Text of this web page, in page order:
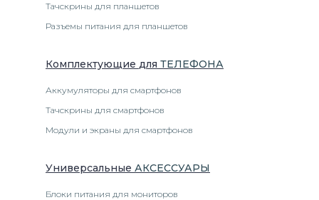
Тачскрины для планшетов
Разъемы питания для планшетов
Комплектующие для ТЕЛЕФОНА
Аккумуляторы для смартфонов
Тачскрины для смартфонов
Модули и экраны для смартфонов
Универсальные АКСЕССУАРЫ
Блоки питания для мониторов